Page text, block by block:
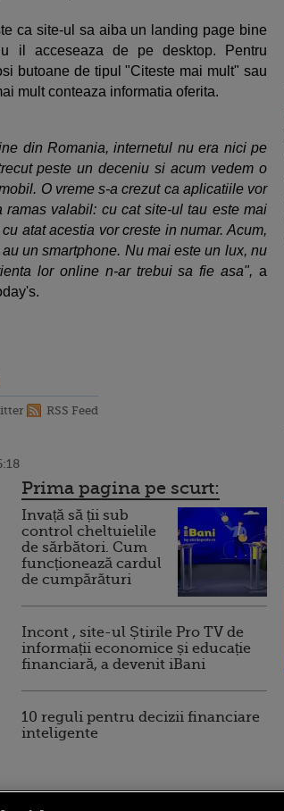
ca site-ul sa aiba un landing page bine
il acceseaza de pe desktop. Pentru
butoane de tipul "Citeste mai mult" sau
mult conteaza informatia oferita.
din Romania, internetul nu era nici pe
peste un deceniu si acum vedem o
O vreme s-a crezut ca aplicatiile vor
valabil: cu cat site-ul tau este mai
atat acestia vor creste in numar. Acum,
un smartphone. Nu mai este un lux, nu
lor online n-ar trebui sa fie asa", a
RSS Feed
Prima pagina pe scurt:
Invață să ții sub
control cheltuielile
de sărbători. Cum
funcționează cardul
de cumpărături
Incont , site-ul Știrile Pro TV de
informații economice și educație
financiară, a devenit iBani
10 reguli pentru decizii financiare
inteligente